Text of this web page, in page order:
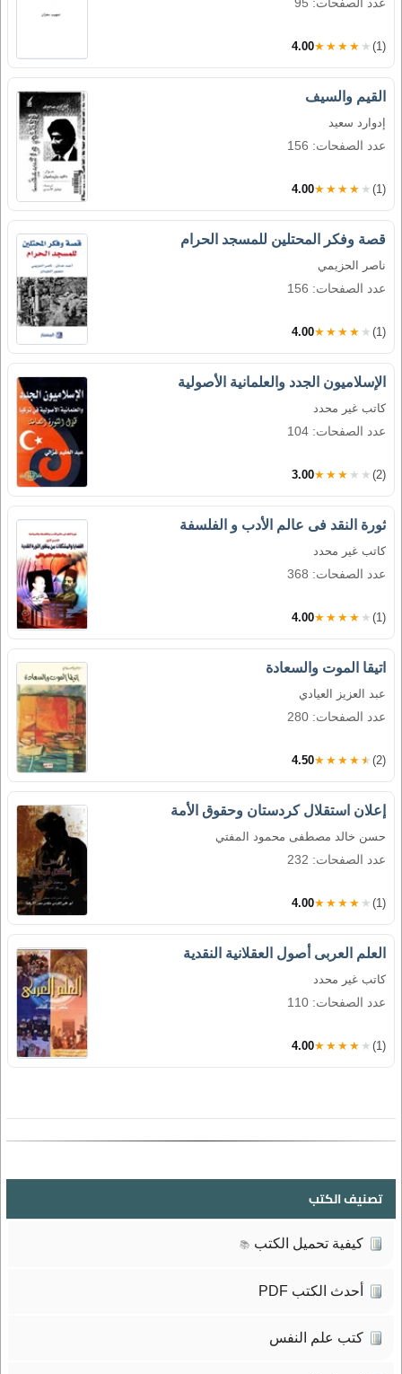
4.00★★★★★ (1)
القيم والسيف
إدوارد سعيد
عدد الصفحات: 156
4.00★★★★★ (1)
قصة وفكر المحتلين للمسجد الحرام
ناصر الحزيمي
عدد الصفحات: 156
4.00★★★★★ (1)
الإسلاميون الجدد والعلمانية الأصولية
كاتب غير محدد
عدد الصفحات: 104
3.00★★★★★ (2)
ثورة النقد فى عالم الأدب و الفلسفة
كاتب غير محدد
عدد الصفحات: 368
4.00★★★★★ (1)
اتيقا الموت والسعادة
عبد العزيز العيادي
عدد الصفحات: 280
4.50★★★★★ (2)
إعلان استقلال كردستان وحقوق الأمة
حسن خالد مصطفى محمود المفتي
عدد الصفحات: 232
4.00★★★★★ (1)
العلم العربى أصول العقلانية النقدية
كاتب غير محدد
عدد الصفحات: 110
4.00★★★★★ (1)
تصنيف الكتب
كيفية تحميل الكتب 📚
أحدث الكتب PDF
كتب علم النفس